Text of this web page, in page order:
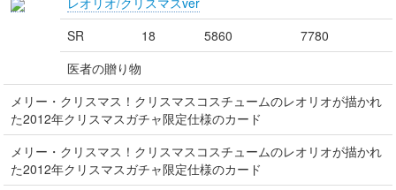
SR
18 5860
7780
医者の贈り物
メリー・クリスマス！クリスマスコスチュームのレオリオが描かれ
た2012年クリスマスガチャ限定仕様のカード
メリー・クリスマス！クリスマスコスチュームのレオリオが描かれ
た2012年クリスマスガチャ限定仕様のカード